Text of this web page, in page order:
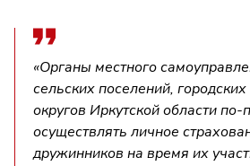
«Органы местного
сельских поселений,
округов Иркутской области
осуществлять личное
дружинников на время их